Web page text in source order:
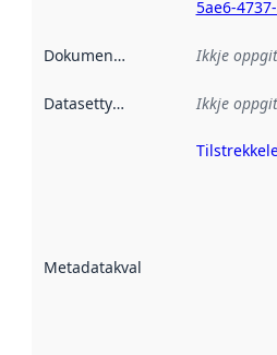
5ae6-
Dokumentasjon Ikkje
Datasettype Ikkje
Metadatakvalitet